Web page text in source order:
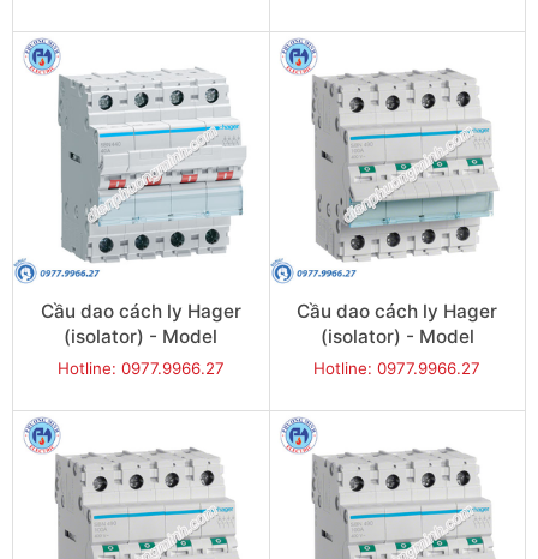
Cầu dao cách ly Hager
(isolator) - Model
SBN440
Hotline: 0977.9966.27
Cầu dao cách ly Hager
(isolator) - Model
SBN463
Hotline: 0977.9966.27